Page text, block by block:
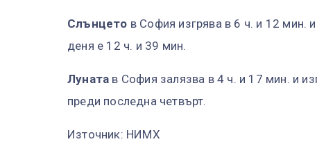
Слънцето в София изгрява в 6 ч. и 12 мин.
деня е 12 ч. и 39 мин.
Луната в София залязва в 4 ч. и 17 мин. и
преди последна четвърт.
Източник: НИМХ